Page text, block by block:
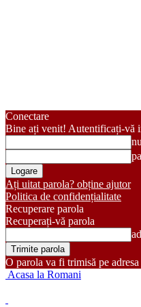
Conectare
Bine ați venit! Autentificați-vă
Ați uitat parola? obține ajutor
Politica de confidențialitate
Recuperare parola
Recuperați-vă parola
O parola va fi trimisă pe
Acasa la Romani